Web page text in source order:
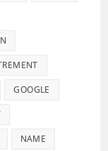
GOOGLE
NAME